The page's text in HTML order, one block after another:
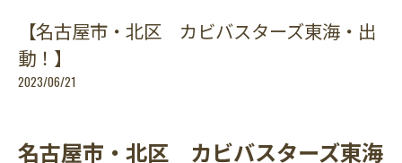
【名古屋市・北区 カビバスターズ東海・出
動！】
2023/06/21
名古屋市・北区 カビバスターズ東海